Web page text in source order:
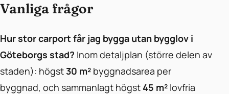
Vanliga frågor
Hur stor carport får jag bygga utan bygglov i
Göteborgs stad? Inom detaljplan (större delen av
staden): högst30 m² byggnadsarea per
byggnad, och sammanlagt högst 45 m² lovfria